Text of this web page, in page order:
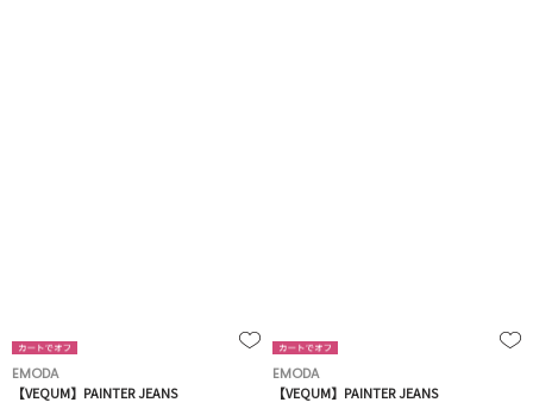
EMODA
【VEQUM】PAINTER JEANS
EMODA
【VEQUM】PAINTER JEANS